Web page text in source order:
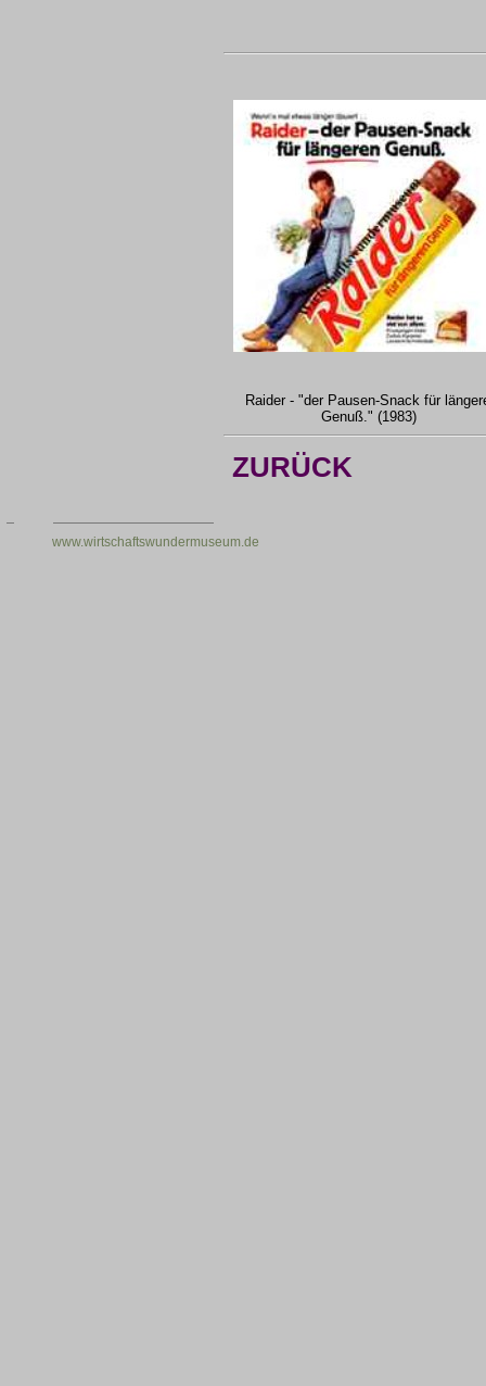
Raider - "der Pausen-Snack für
Genuß." (1983)
ZURÜCK
www.wirtschaftswundermuseum.de